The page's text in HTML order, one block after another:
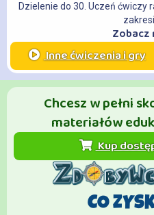
Dzielenie do 30. Uczeń ćwiczy
Zobacz
Inne ćwiczenia i gry
Chcesz w pełni
materiałów
Kup
CO